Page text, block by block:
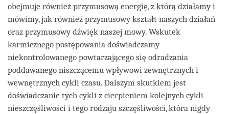
obejmuje również przymusową energię, z którą działamy i
mówimy, jak również przymusowy kształt naszych działań
oraz przymusowy dźwięk naszej mowy. Wskutek
karmicznego postępowania doświadczamy
niekontrolowanego powtarzającego się odradzania
poddawanego niszczącemu wpływowi zewnętrznych i
wewnętrznych cykli czasu. Dalszym skutkiem jest
doświadczanie tych cykli z cierpieniem kolejnych cykli
nieszczęśliwości i tego rodzaju szczęśliwości, która nigdy